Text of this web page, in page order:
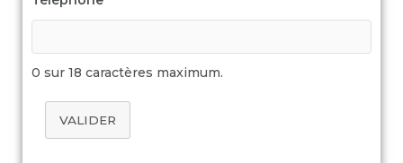
0 sur 18 caractères maximum.
VALIDER